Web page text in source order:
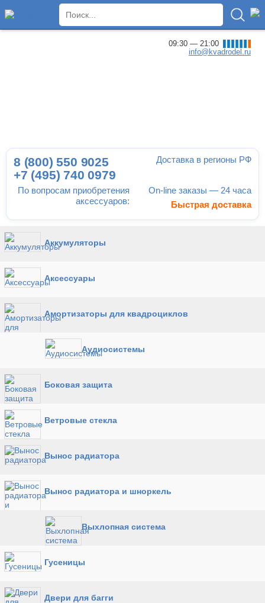
09:30 — 21:00
info@kvadrodel.ru
По вопросам приобретения
аксессуаров:
8 (800) 550 9025
+7 (495) 740 0979
Доставка в регионы РФ
On-line заказы — 24 часа
Быстрая доставка
Аккумуляторы
Аксессуары
Амортизаторы для квадроциклов
Аудиосистемы
Боковая защита
Ветровые стекла
Вынос радиатора
Вынос радиатора и шноркель
Выхлопная система
Гусеницы
Двери для багги
×